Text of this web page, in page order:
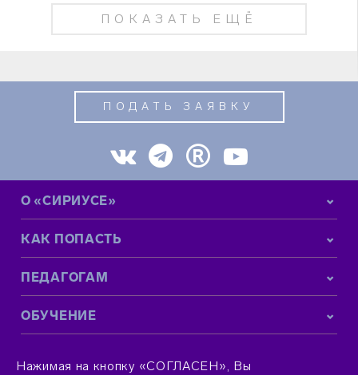
ПОКАЗАТЬ ЕЩЁ
ПОДАТЬ ЗАЯВКУ
О «СИРИУСЕ»
КАК ПОПАСТЬ
ПЕДАГОГАМ
ОБУЧЕНИЕ
Нажимая на кнопку «СОГЛАСЕН», Вы